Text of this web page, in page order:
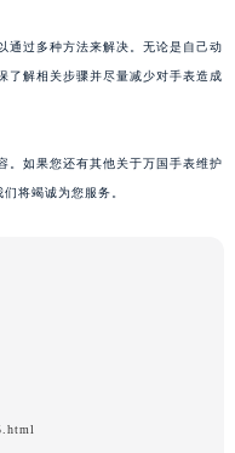
通过多种方法来解决。无论是自己动
了解相关步骤并尽量减少对手表造成
。如果您还有其他关于万国手表维护
将竭诚为您服务。